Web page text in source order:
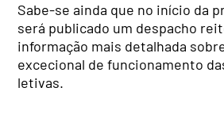
Sabe-se ainda que no início da
será publicado um despacho
informação mais detalhada
excecional de funcionamento
letivas.